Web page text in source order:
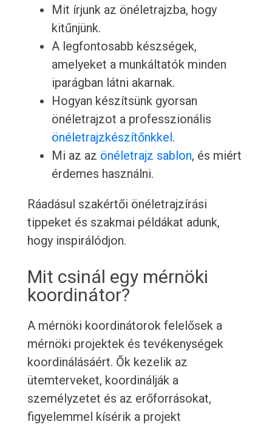
Mit írjunk az önéletrajzba, hogy
kitűnjünk.
A legfontosabb készségek,
amelyeket a munkáltatók minden
iparágban látni akarnak.
Hogyan készítsünk gyorsan
önéletrajzot a professzionális
önéletrajzkészítőnkkel.
Mi az az önéletrajz sablon, és miért
érdemes használni.
Ráadásul szakértői önéletrajzírási
tippeket és szakmai példákat adunk,
hogy inspirálódjon.
Mit csinál egy mérnöki
koordinátor?
A mérnöki koordinátorok felelősek a
mérnöki projektek és tevékenységek
koordinálásáért. Ők kezelik az
ütemterveket, koordinálják a
személyzetet és az erőforrásokat,
figyelemmel kísérik a projekt